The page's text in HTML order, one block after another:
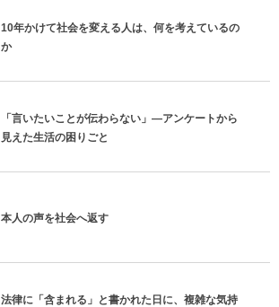
10年かけて社会を変える人は、何を考えているの
か
「言いたいことが伝わらない」―アンケートから
見えた生活の困りごと
本人の声を社会へ返す
法律に「含まれる」と書かれた日に、複雑な気持